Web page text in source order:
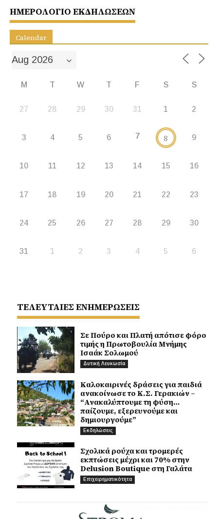
o
k
p
g
er
ΗΜΕΡΟΛΟΓΙΟ ΕΚΔΗΛΩΣΕΩΝ
Calendar
M T W T F S S
27 28 29 30 31 1 2
3 4 5 6 7 8 9
10 11 12 13 14 15 16
17 18 19 20 21 22 23
24 25 26 27 28 29 30
31 1 2 3 4 5 6
ΤΕΛΕΥΤΑΙΕΣ ΕΝΗΜΕΡΩΣΕΙΣ
Σε Πούρο και Πλατή απότισε φόρο
τιμής η Πρωτοβουλία Μνήμης
Ισαάκ Σολωμού
Δυτική Λευκωσία
Καλοκαιρινές δράσεις για παιδιά
ανακοίνωσε το Κ.Σ. Γερακιών –
“Ανακαλύπτουμε τη φύση…
παίζουμε, εξερευνούμε και
δημιουργούμε”
Εκδηλώσεις
Σχολικά ρούχα και τρομερές
εκπτώσεις μέχρι και 70% στην
Delusion Boutique στη Γαλάτα
Επιχειρηματικότητα